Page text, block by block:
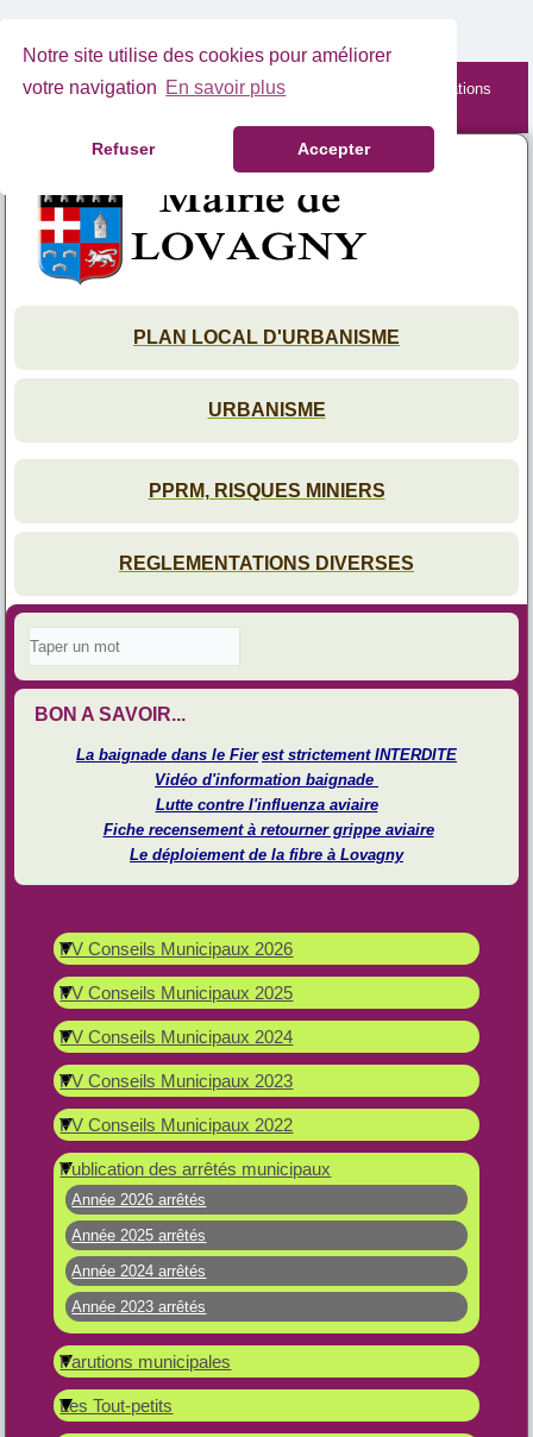
Notre site utilise des cookies pour améliorer
votre navigation En savoir plus
Refuser Accepter
Site mobile en cours de maintenance. Retrouvez les informations
PLAN LOCAL D'URBANISME
URBANISME
PPRM, RISQUES MINIERS
REGLEMENTATIONS DIVERSES
BON A SAVOIR...
La baignade dans le Fier est strictement INTERDITE
Vidéo d'information baignade
Lutte contre l'influenza aviaire
Fiche recensement à retourner grippe aviaire
Le déploiement de la fibre à Lovagny
PV Conseils Municipaux 2026
PV Conseils Municipaux 2025
PV Conseils Municipaux 2024
PV Conseils Municipaux 2023
PV Conseils Municipaux 2022
Publication des arrêtés municipaux
Année 2026 arrêtés
Année 2025 arrêtés
Année 2024 arrêtés
Année 2023 arrêtés
Parutions municipales
Les Tout-petits